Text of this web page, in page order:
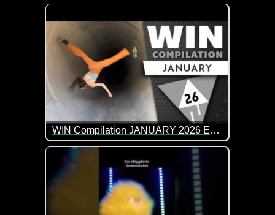
Das kennen wohl ziemlich viele Leute. Von
WIN Compilation JANUARY 2026 Edition
77 der besten Video-Clips des Monats Dezember